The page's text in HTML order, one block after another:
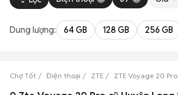
Dung lượng: 64 GB 128 GB 256 GB
Chợ Tốt Điện thoại ZTE ZTE Voyage 20 Pro